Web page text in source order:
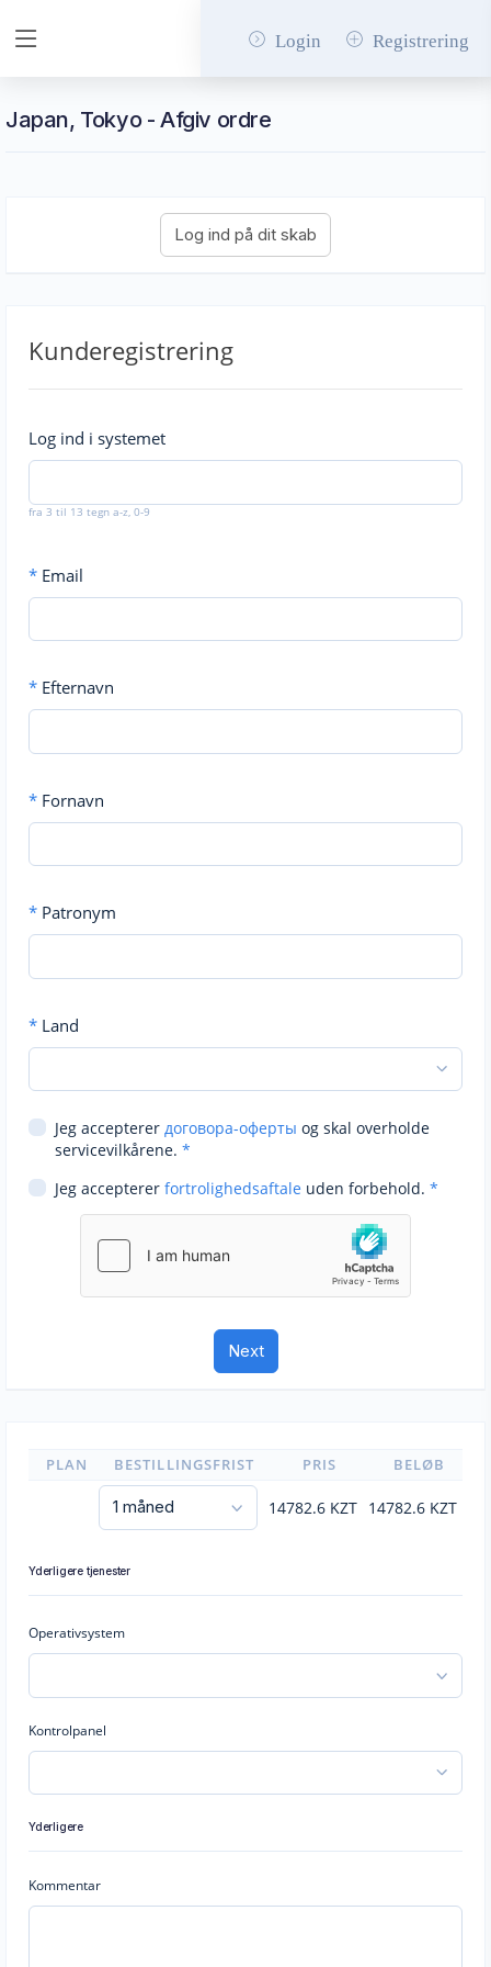
Login Registrering
Japan, Tokyo - Afgiv ordre
Kunderegistrering
Log ind i systemet
fra 3 til 13 tegn a-z, 0-9
* Email
* Efternavn
* Fornavn
* Patronym
* Land
Jeg accepterer договора-оферты og skal overholde
servicevilkårene. *
Jeg accepterer fortrolighedsaftale uden forbehold. *
PLAN BESTILLINGSFRIST PRIS BELØB
14782.6 KZT 14782.6 KZT
Yderligere tjenester
Operativsystem
Kontrolpanel
Yderligere
Kommentar